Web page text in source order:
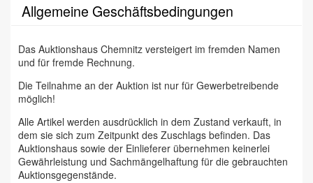
Allgemeine Geschäftsbedingungen
Das Auktionshaus Chemnitz versteigert im fremden Namen
und für fremde Rechnung.
Die Teilnahme an der Auktion ist nur für Gewerbetreibende
möglich!
Alle Artikel werden ausdrücklich in dem Zustand verkauft, in
dem sie sich zum Zeitpunkt des Zuschlags befinden. Das
Auktionshaus sowie der Einlieferer übernehmen keinerlei
Gewährleistung und Sachmängelhaftung für die gebrauchten
Auktionsgegenstände.